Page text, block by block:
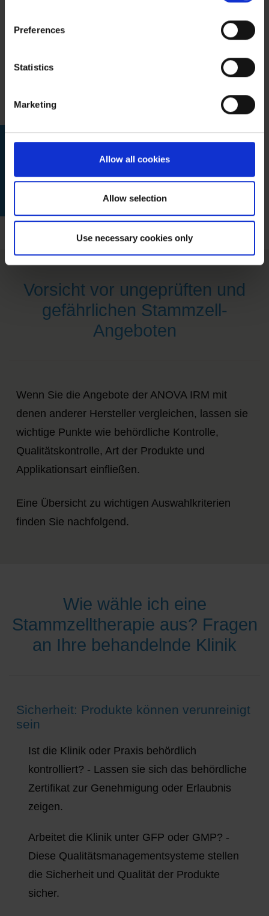
Preferences
Statistics
Marketing
Allow all cookies
Allow selection
Use necessary cookies only
hängt vollständig vom Gesundheitszustand des
Schildern Sie uns Ihren Fall über das
Kontaktformular für weitere Informationen.
Vorsicht vor ungeprüften und
gefährlichen Stammzell-
Angeboten
Wenn Sie die Angebote der ANOVA IRM mit
denen anderer Hersteller vergleichen, lassen sie
wichtige Punkte wie behördliche Kontrolle,
Qualitätskontrolle, Art der Produkte und
Applikationsart einfließen.
Eine Übersicht zu wichtigen Auswahlkriterien
finden Sie nachfolgend.
Wie wähle ich eine
Stammzelltherapie aus? Fragen
an Ihre behandelnde Klinik
Sicherheit: Produkte können verunreinigt
sein
Ist die Klinik oder Praxis behördlich
kontrolliert? - Lassen sie sich das behördliche
Zertifikat zur Genehmigung oder Erlaubnis
zeigen.
Arbeitet die Klinik unter GFP oder GMP? -
Diese Qualitätsmanagementsysteme stellen
die Sicherheit und Qualität der Produkte
sicher.